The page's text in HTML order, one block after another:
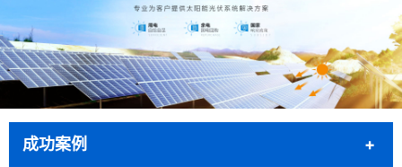
成功案例